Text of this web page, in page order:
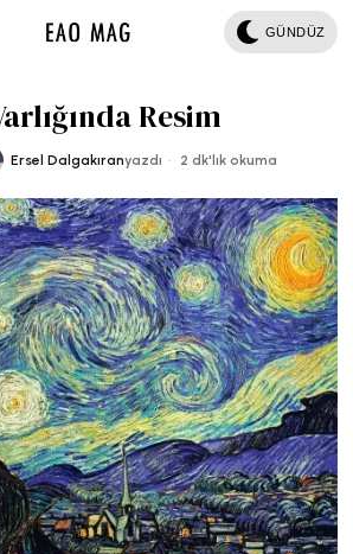
GÜNDÜZ
Resim
Ersel Dalgakıranyazdı 2 dk'lık okuma